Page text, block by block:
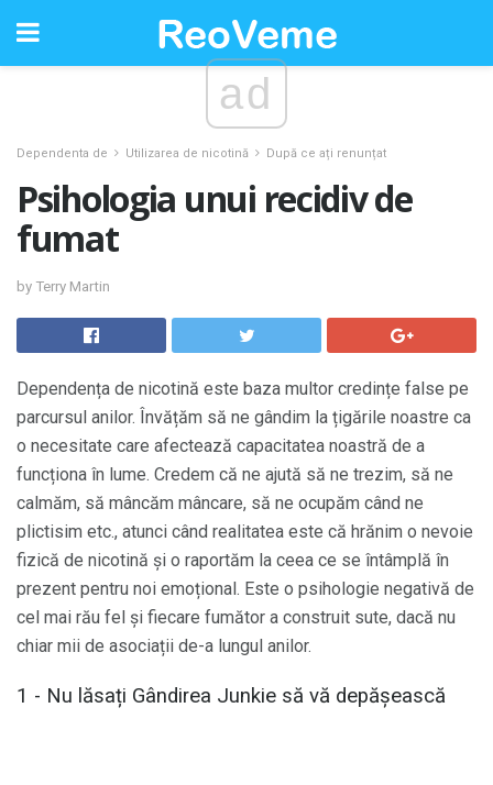
ad
Dependenta de Utilizarea de nicotină După ce ați renunțat
Psihologia unui recidiv de
fumat
by Terry Martin
Dependența de nicotină este baza multor credințe false pe
parcursul anilor. Învățăm să ne gândim la țigările noastre ca
o necesitate care afectează capacitatea noastră de a
funcționa în lume. Credem că ne ajută să ne trezim, să ne
calmăm, să mâncăm mâncare, să ne ocupăm când ne
plictisim etc., atunci când realitatea este că hrănim o nevoie
fizică de nicotină și o raportăm la ceea ce se întâmplă în
prezent pentru noi emoțional. Este o psihologie negativă de
cel mai rău fel și fiecare fumător a construit sute, dacă nu
chiar mii de asociații de-a lungul anilor.
1 - Nu lăsați Gândirea Junkie să vă depășească